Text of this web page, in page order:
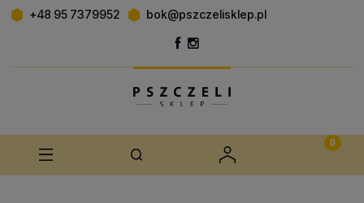
+48 95 7379952 bok@pszczelisklep.pl